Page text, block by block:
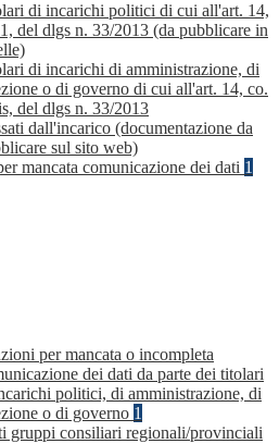
di incarichi politici di cui all'art. 14,
del dlgs n. 33/2013 (da pubblicare in
di incarichi di amministrazione, di
o di governo di cui all'art. 14, co.
del dlgs n. 33/2013
dall'incarico (documentazione da
sul sito web)
mancata comunicazione dei dati 1
per mancata o incompleta
dei dati da parte dei titolari
politici, di amministrazione, di
o di governo 1
gruppi consiliari regionali/provinciali